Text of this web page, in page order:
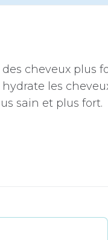
des cheveux
les
sain et plus fort.